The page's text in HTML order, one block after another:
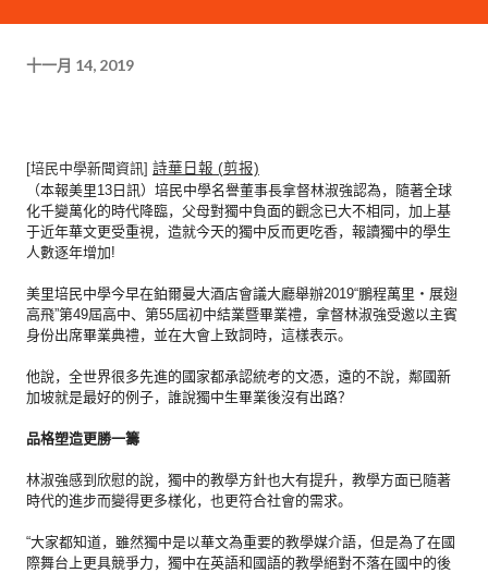
十一月 14, 2019
[培民中學新聞資訊] 詩華日報 (剪报)
（本報美里13日訊）培民中學名譽董事長拿督林淑強認為， 隨著全球
化千變萬化的時代降臨， 父母對獨中負面的觀念已大不相同，加上基
于近年華文更受重視， 造就今天的獨中反而更吃香，報讀獨中的學生
人數逐年增加!
美里培民中學今早在鉑爾曼大酒店會議大廳舉辦2019“鵬程萬里‧展翅
高飛”第49屆高中、第55屆初中結業暨畢業禮， 拿督林淑強受邀以主賓
身份出席畢業典禮，並在大會上致詞時， 這樣表示。
他說，全世界很多先進的國家都承認統考的文憑，遠的不說， 鄰國新
加坡就是最好的例子，誰說獨中生畢業後沒有出路？
品格塑造更勝一籌
林淑強感到欣慰的說，獨中的教學方針也大有提升， 教學方面已隨著
時代的進步而變得更多樣化，也更符合社會的需求。
“大家都知道，雖然獨中是以華文為重要的教學媒介語， 但是為了在國
際舞台上更具競爭力， 獨中在英語和國語的教學絕對不落在國中的後